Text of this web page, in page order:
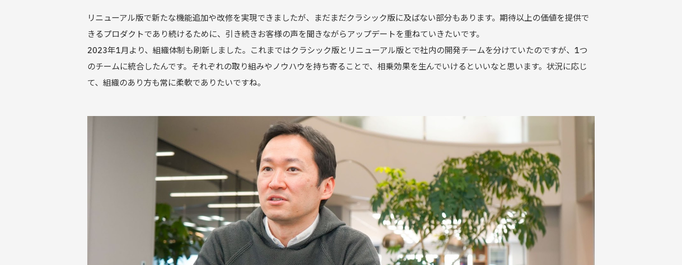
リニューアル版で新たな機能追加や改修を実現できましたが、まだまだクラシック版に及ばない部分もあります。期待以上の価値を提供で
きるプロダクトであり続けるために、引き続きお客様の声を聞きながらアップデートを重ねていきたいです。
2023年1月より、組織体制も刷新しました。これまではクラシック版とリニューアル版とで社内の開発チームを分けていたのですが、1つ
のチームに統合したんです。それぞれの取り組みやノウハウを持ち寄ることで、相乗効果を生んでいけるといいなと思います。状況に応じ
て、組織のあり方も常に柔軟でありたいですね。